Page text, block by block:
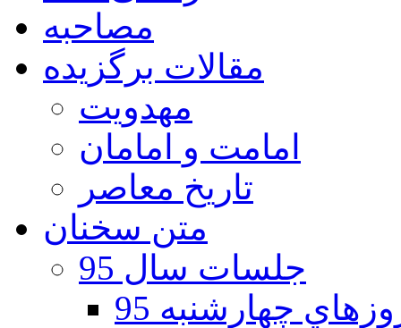
مصاحبه
مقالات برگزیده
مهدویت
امامت و امامان
تاریخ معاصر
متن سخنان
جلسات سال 95
چهارشنبه 95